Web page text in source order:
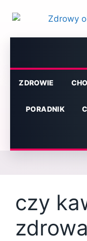
ZDROWIE
PORADNIK
czy
zdrowa